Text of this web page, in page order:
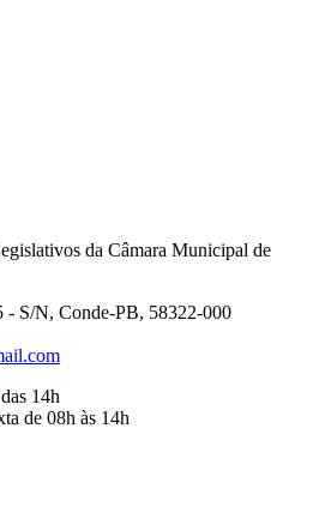
da Câmara Municipal de
S/N, Conde-PB, 58322-000
14h
de 08h às 14h